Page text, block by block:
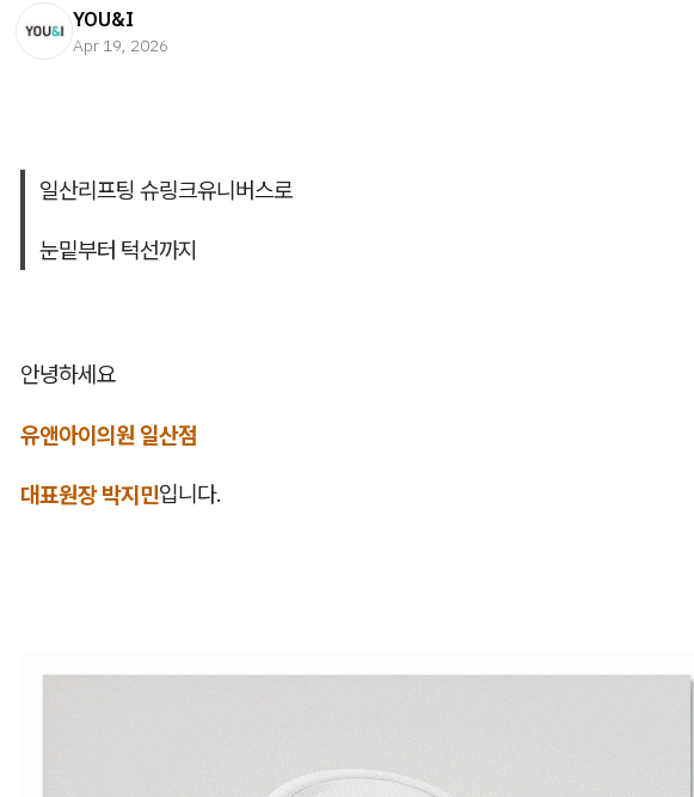
YOU&I
Apr 19, 2026
일산리프팅 슈링크유니버스로
눈밑부터 턱선까지
안녕하세요
유앤아이의원 일산점
대표원장 박지민입니다.